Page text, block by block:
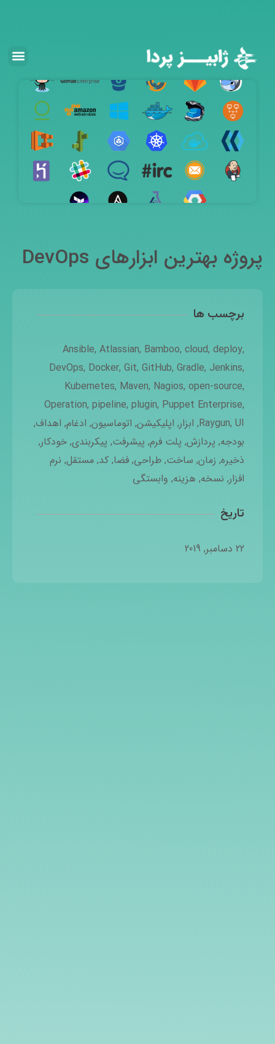
پروژه بهترین ابزارهای DevOps
برچسب ها
Ansible, Atlassian, Bamboo, cloud, deploy,
DevOps, Docker, Git, GitHub, Gradle, Jenkins,
Kubernetes, Maven, Nagios, open-source,
Operation, pipeline, plugin, Puppet Enterprise,
Raygun, UI
, ابزار, اپلیکیشن, اتوماسیون, ادغام, اهداف,
بودجه, پردازش, پلت فرم, پیشرفت, پیکربندی, خودکار,
ذخیره, زمان, ساخت, طراحی, فضا, کد, مستقل, نرم
افزار, نسخه, هزینه, وابستگی
تاریخ
22 دسامبر, 2019